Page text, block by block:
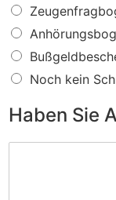
V
e
r
s
t
o
ß
w
W
e
c
h
e
S
Noch kein
Haben Sie